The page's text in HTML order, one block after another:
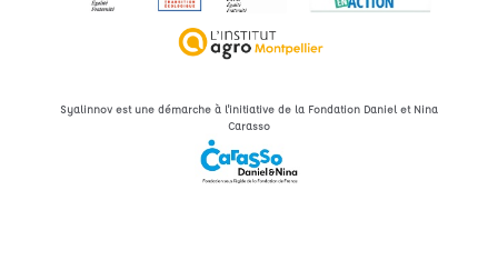
Syalinnov est une démarche à l'initiative de la Fondation Daniel et Nina
Carasso